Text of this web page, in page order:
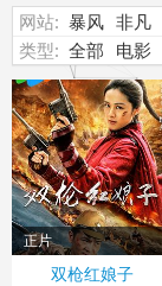
网站: 暴风 非凡
类型: 全部 电影
正片
中国大陆> 战争片
双枪红娘子